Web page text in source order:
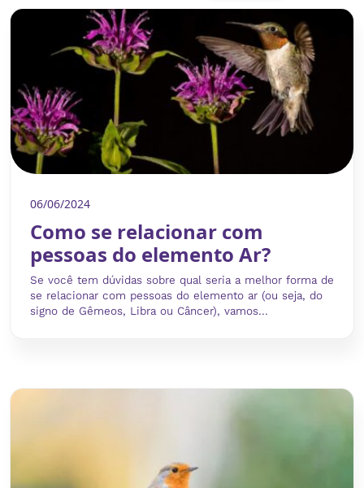
06/06/2024
Como se relacionar com
pessoas do elemento Ar?
Se você tem dúvidas sobre qual seria a melhor forma de
se relacionar com pessoas do elemento ar (ou seja, do
signo de Gêmeos, Libra ou Câncer), vamos...